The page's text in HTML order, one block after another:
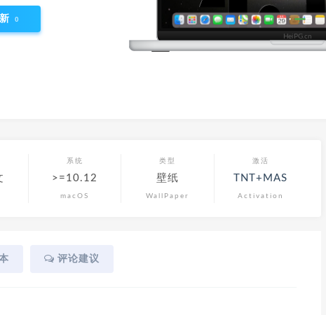
0
系统
>=10.12
macOS
类型
壁纸
WallPaper
激活
TNT+MAS
Activation
评论建议